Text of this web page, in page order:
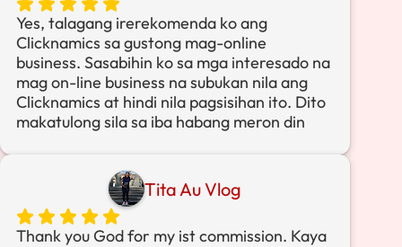
Let my actions show kindness, integrity, and
genuine care.
May every person I help feel guided, valued,
and empowered—not pressured or rushed,
but supported in love.
opportunity to serve, to teach, and to walk
alongside others as they grow. I offer this
work back to You.
For me, business is not just about income.
It’s about integrity, growth, and the right
mindset anchored in faith. That’s the real
difference.
Highly recommended.
Yes, talagang irerekomenda ko ang
Clicknamics sa gustong mag-online
business. Sasabihin ko sa mga interesado na
mag on-line business na subukan nila ang
Clicknamics at hindi nila pagsisihan ito. Dito
makatulong sila sa iba habang meron din
commission simula ng nag join ako na
umabot na sa mahigit 30K.
Ang saya at malaking ginhawa na
nagkakaresult na ang pagpapagal ko. Hindi
Tita Au Vlog
Thank you God for my ist commission. Kaya